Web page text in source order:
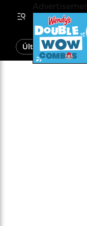
Última Hora